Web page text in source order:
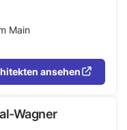
Main
ansehen
Wagner